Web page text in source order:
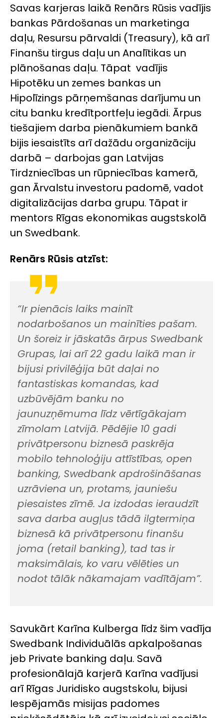
Savas karjeras laikā Renārs Rūsis vadījis
bankas Pārdošanas un marketinga
daļu, Resursu pārvaldi (Treasury), kā arī
Finanšu tirgus daļu un Analītikas un
plānošanas daļu. Tāpat vadījis
Hipotēku un zemes bankas un
Hipolīzings pārņemšanas darījumu un
citu banku kredītportfeļu iegādi. Ārpus
tiešajiem darba pienākumiem bankā
bijis iesaistīts arī dažādu organizāciju
darbā – darbojas gan Latvijas
Tirdzniecības un rūpniecības kamerā,
gan Ārvalstu investoru padomē, vadot
digitalizācijas darba grupu. Tāpat ir
mentors Rīgas ekonomikas augstskolā
un Swedbank.
Renārs Rūsis atzīst:
“Ir pienācis laiks mainīt
nodarbošanos un mainīties pašam.
Un šoreiz ir jāskatās ārpus Swedbank
Grupas, lai arī 22 gadu laikā man ir
bijusi privilēģija būt daļai no
fantastiskas komandas, kad
uzbūvējām banku no
jaunuzņēmuma līdz vērtīgākajam
zīmolam Latvijā. Pēdējie 10 gadi
privātpersonu biznesā paskrēja
mobilo tehnoloģiju attīstības, open
banking, Swedbank apdrošināšanas
uzrāviena un, protams, jauniešu
piesaistes zīmē. Ja izdodas ieraudzīt
sava darba augļus tādā ilgtermiņa
biznesā kā privātpersonu finanšu
joma (retail banking), tad tas ir
maksimālais, ko varu vēlēties un
nodot tālāk nākamajam vadītājam”.
Savukārt Karīna Kulberga līdz šim vadīja
Swedbank Individuālās apkalpošanas
jeb Private banking daļu. Savā
profesionālajā karjerā Karīna vadījusi
arī Rīgas Juridisko augstskolu, bijusi
Iespējamās misijas padomes